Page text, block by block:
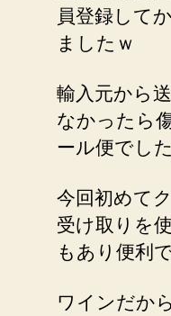
員登録して
ましたｗ
輸入元から
なかったら
ール便でした
今回初めて
受け取りを
もあり便利
ワインだか